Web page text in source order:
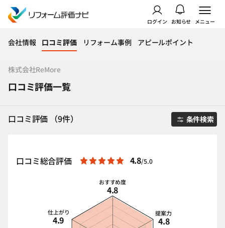
ログイン お知らせ メニュー
会社情報 口コミ評価 リフォーム事例 アピールポイント
株式会社ReMore
口コミ評価一覧
口コミ評価 （9件） 条件検索
口コミ総合評価 4.8/5.0
おすすめ度
4.8
提案力
4.8
仕上がり
4.9